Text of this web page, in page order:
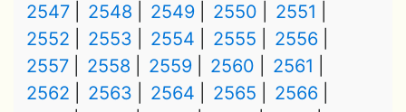
2547
2548 2549 2550
2551
2552
2553 2554 2555
2556
2557
2558 2559 2560
2561
2562
2563 2564 2565
2566